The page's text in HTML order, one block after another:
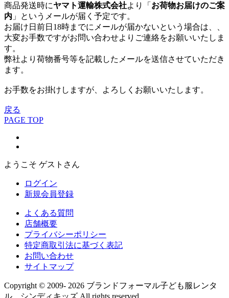
商品発送時にヤマト運輸株式会社より「 お荷物お届けのご案
内 」というメールが届く予定です。
お届け日前日18時までにメールが届かないという場合は、、
大変お手数ですがお問い合わせよりご連絡をお願いいたしま
す。
弊社より荷物番号等を記載したメールを送信させていただき
ます。
お手数をお掛けしますが、よろしくお願いいたします。
戻る
PAGE TOP
ようこそ ゲストさん
ログイン
新規会員登録
よくある質問
店舗概要
プライバシーポリシー
特定商取引法に基づく表記
お問い合わせ
サイトマップ
Copyright © 2009- 2026 ブランドフォーマル子ども服レンタ
ル シンディキッズ All rights reserved.